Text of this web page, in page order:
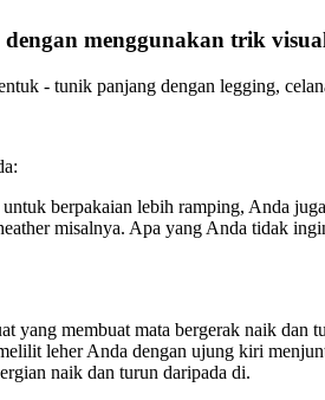
menggunakan trik
- tunik panjang dengan legging,
berpakaian lebih ramping, Anda
misalnya. Apa yang Anda tidak
membuat mata bergerak naik dan
leher Anda dengan ujung kiri
naik dan turun daripada di.